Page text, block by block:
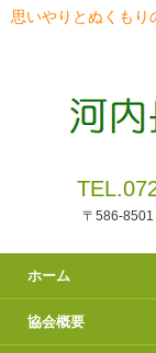
思いやりとぬくもり
〒586-
ホーム
協会概要